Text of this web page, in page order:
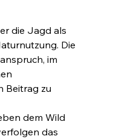
die Jagd als
Die
im
Beitrag zu
dem Wild
das